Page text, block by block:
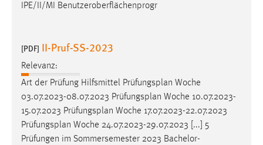
IPE/II/MI Benutzeroberflächenprogr
[PDF] II-Pruf-SS-2023
Relevanz:
Art der Prüfung Hilfsmittel Prüfungsplan Woche
03.07.2023-08.07.2023 Prüfungsplan Woche 10.07.2023-
15.07.2023 Prüfungsplan Woche 17.07.2023-22.07.2023
Prüfungsplan Woche 24.07.2023-29.07.2023 [...] 5
Prüfungen im Sommersemester 2023 Bachelor-
STATISTIK
Diese Informationen helfen uns zu verstehen, wie
unsere Besucher unsere Website nutzen.
Matomo
Name: